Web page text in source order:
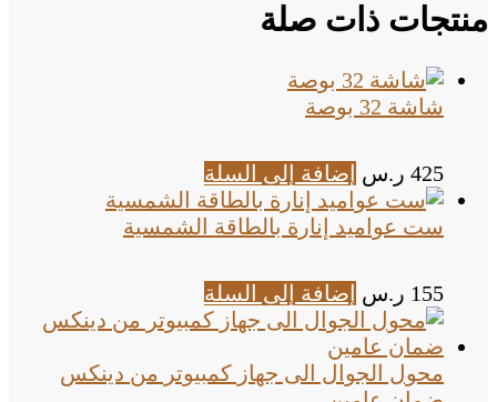
منتجات ذات صلة
شاشة 32 بوصة
425 ر.س إضافة إلى السلة
ست عواميد إنارة بالطاقة الشمسية
155 ر.س إضافة إلى السلة
محول الجوال الى جهاز كمبيوتر من دينكس